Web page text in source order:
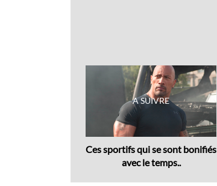
Ces sportifs qui se sont bonifiés
avec le temps..